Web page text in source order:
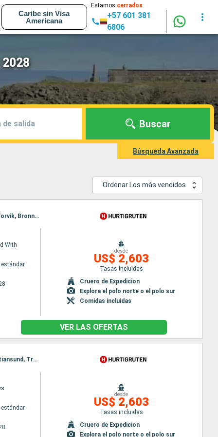
Caribe sin Visa
Americana
Estamos cerrados
+57 601 381
6806
de salida Buscar
Búsqueda Avanzada
Ordenar Los más vendidos
Itinerario : Bergen, Floro, Maloy, Torvik, Alesund, Molde, Maloy, Kristiansund, Trondheim, Rorvik, Torvik, Bronnoysund, Sandnessjoen, Nesna (pasaje círculo polar), Ornes, Bodo, Stamsund, Svolvaer, Alesund, Stokmarknes, sortland, Risoyhamn, Harstad, Finnsnes, Tromso, Skjervoy, Molde, Oksfjord, Hammerfest, Havoysund, Honningsvag, Kjollefjord, Mehamn, Berlevag, Kristiansund, Batsfjord, Vardo, Vadso, Kirkenes, Berlevag, Trondheim, Mehamn, Kjollefjord, Honningsvag, Havoysund, Hammerfest, Oksfjord, Skjervoy, Tromso, Bodo, Ornes, Nesna (pasaje círculo polar), Sandnessjoen, Bronnoysund, Rorvik, Finnsnes, Harstad, Risoyhamn, sortland, Stokmarknes, Svolvaer, Stamsund, Trondheim, Bodo, Ornes, Nesna (pasaje círculo polar), Sandnessjoen, Bronnoysund, Rorvik, Sandnessjoen, Trondheim, Nesna (pasaje círculo polar), Ornes, Bodo, Stamsund, Svolvaer, Stokmarknes, sortland, Risoyhamn, Harstad, Finnsnes, Tromso, Skjervoy, Oksfjord, Hammerfest, Havoysund, Honningsvag, Kjollefjord, Mehamn, Berlevag, Batsfjord, Vardo, Vadso, Kirkenes, Vardo, Batsfjord, Berlevag, Mehamn, Kjollefjord, Honningsvag, Havoysund, Hammerfest, Oksfjord, Skjervoy, Tromso, Finnsnes, Harstad, Risoyhamn, sortland, Stokmarknes, Svolvaer, Stamsund, Bodo, Ornes, Nesna (pasaje círculo polar), Sandnessjoen, Bronnoysund, Rorvik, Trondheim
With
desde
US$ 2,603
Tasas incluidas
Cruero de Expedicion
Explora el polo norte o el polo sur
Comidas incluidas
VER LAS OFERTAS
Itinerario : Bergen, Floro, Maloy, Torvik, Alesund, Molde, Floro, Maloy, Torvik, Alesund, Molde, Kristiansund, Trondheim, Rorvik, Maloy, Kristiansund, Trondheim, Rorvik, Bronnoysund, Sandnessjoen, Nesna (pasaje círculo polar), Ornes, Bodo, Stamsund, Svolvaer, Torvik, Bronnoysund, Sandnessjoen, Nesna (pasaje círculo polar), Ornes, Bodo, Stamsund, Svolvaer, Stokmarknes, sortland, Risoyhamn, Harstad, Finnsnes, Tromso, Skjervoy, Alesund, Stokmarknes, sortland, Risoyhamn, Harstad, Finnsnes, Tromso, Skjervoy, Oksfjord, Hammerfest, Havoysund, Honningsvag, Kjollefjord, Mehamn, Berlevag, Molde, Oksfjord, Hammerfest, Havoysund, Honningsvag, Kjollefjord, Mehamn, Berlevag, Batsfjord, Vardo, Vadso, Kirkenes, Kristiansund, Batsfjord, Vardo, Vadso, Kirkenes, Mehamn, Berlevag, Kjollefjord, Honningsvag, Havoysund, Hammerfest, Oksfjord, Skjervoy, Tromso, Trondheim, Mehamn, Kjollefjord, Honningsvag, Havoysund, Hammerfest, Oksfjord, Skjervoy, Finnsnes, Tromso, Harstad, Risoyhamn, sortland, Stokmarknes, Svolvaer, Stamsund, Finnsnes, Harstad, Risoyhamn, sortland, Stokmarknes, Svolvaer, Bodo, Stamsund, Ornes, Nesna (pasaje círculo polar), Sandnessjoen, Bronnoysund, Rorvik, Bodo, Ornes, Nesna (pasaje círculo polar), Sandnessjoen, Bronnoysund, Trondheim, Rorvik, Sandnessjoen, Trondheim, Nesna (pasaje círculo polar), Ornes, Bodo, Stamsund, Svolvaer, Stokmarknes, sortland, Risoyhamn, Harstad, Finnsnes, Tromso, Skjervoy, Oksfjord, Hammerfest, Havoysund, Honningsvag, Kjollefjord, Mehamn, Berlevag, Batsfjord, Vardo, Vadso, Kirkenes, Vardo, Batsfjord, Berlevag, Mehamn, Kjollefjord, Honningsvag, Havoysund, Hammerfest, Oksfjord, Skjervoy, Tromso, Finnsnes, Harstad, Risoyhamn, sortland, Stokmarknes, Svolvaer, Stamsund, Bodo, Ornes, Nesna (pasaje círculo polar), Sandnessjoen, Bronnoysund, Rorvik, Trondheim
desde
US$ 2,603
Tasas incluidas
Cruero de Expedicion
Explora el polo norte o el polo sur